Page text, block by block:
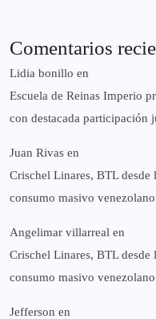
Comentarios
Lidia bonillo en
Escuela de Reinas Imperio
con destacada participación
Juan Rivas en
Crischel Linares, BTL
consumo masivo venezolano
Angelimar villarreal en
Crischel Linares, BTL
consumo masivo venezolano
Jefferson en